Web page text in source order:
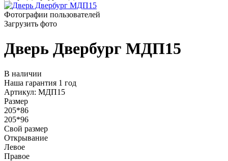
Фотографии пользователей
Загрузить фото
Дверь Двербург МДП15
В наличии
Наша гарантия 1 год
Артикул: МДП15
Размер
205*86
205*96
Свой размер
Открывание
Левое
Правое